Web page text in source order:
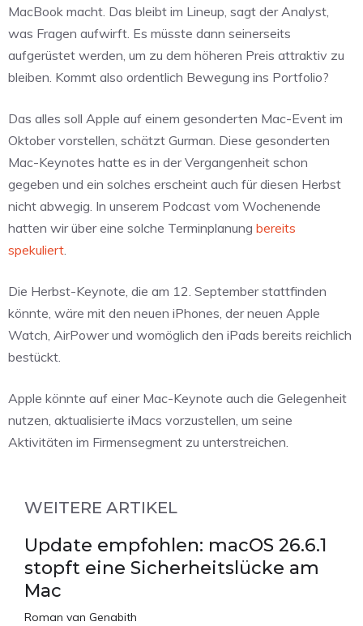
MacBook macht. Das bleibt im Lineup, sagt der Analyst,
was Fragen aufwirft. Es müsste dann seinerseits
aufgerüstet werden, um zu dem höheren Preis attraktiv zu
bleiben. Kommt also ordentlich Bewegung ins Portfolio?
Das alles soll Apple auf einem gesonderten Mac-Event im
Oktober vorstellen, schätzt Gurman. Diese gesonderten
Mac-Keynotes hatte es in der Vergangenheit schon
gegeben und ein solches erscheint auch für diesen Herbst
nicht abwegig. In unserem Podcast vom Wochenende
hatten wir über eine solche Terminplanung bereits
spekuliert.
Die Herbst-Keynote, die am 12. September stattfinden
könnte, wäre mit den neuen iPhones, der neuen Apple
Watch, AirPower und womöglich den iPads bereits reichlich
bestückt.
Apple könnte auf einer Mac-Keynote auch die Gelegenheit
nutzen, aktualisierte iMacs vorzustellen, um seine
Aktivitäten im Firmensegment zu unterstreichen.
WEITERE ARTIKEL
Update empfohlen: macOS 26.6.1
stopft eine Sicherheitslücke am
Mac
Roman van Genabith